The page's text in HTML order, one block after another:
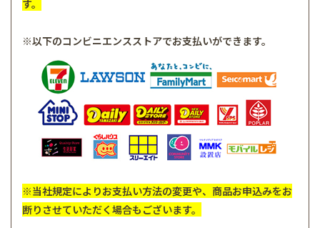
す。
※以下のコンビニエンスストアでお支払いができます。
※当社規定によりお支払い方法の変更や、商品お申込みをお
断りさせていただく場合もございます。